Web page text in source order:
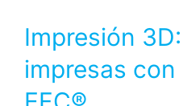
Impresión
impresas